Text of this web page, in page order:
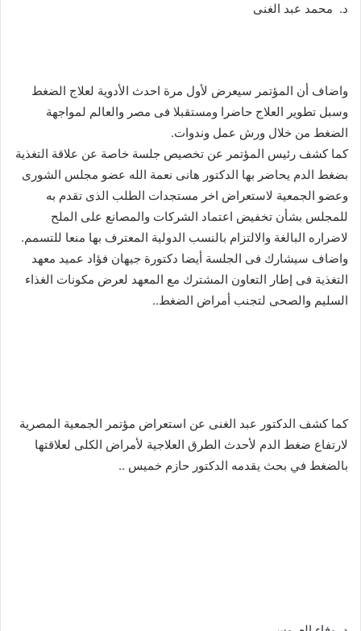
د. محمد عبد الغنى
واضاف أن المؤتمر سيعرض لأول مرة احدث الأدوية لعلاج الضغط
وسبل تطوير العلاج حاضرا ومستقبلا فى مصر والعالم لمواجهة
الضغط من خلال ورش عمل وندوات.
كما كشف رئيس المؤتمر عن تخصيص جلسة خاصة عن علاقة التغذية
بضغط الدم يحاضر بها الدكتور هانى نعمة الله عضو مجلس الشورى
وعضو الجمعية لاستعراض اخر مستجدات الطلب الذى تقدم به
للمجلس بشأن تخفيض اعتماد الشركات والمصانع على الملح
لاضراره البالغة والالتزام بالنسب الدولية المعترف بها منعا للتسمم.
واضاف سيشارك فى الجلسة أيضا دكتورة جيهان فؤاد عميد معهد
التغذية فى إطار التعاون المشترك مع المعهد لعرض مكونات الغذاء
السليم والصحى لتجنب أمراض الضغط..
كما كشف الدكتور عبد الغنى عن استعراض مؤتمر الجمعية المصرية
لارتفاع ضغط الدم لأحدث الطرق العلاجية لأمراض الكلى لعلاقتها
بالضغط في بحث يقدمه الدكتور حازم خميس ..